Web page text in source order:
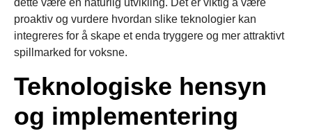
dette være en naturlig utvikling. Det er viktig å være
proaktiv og vurdere hvordan slike teknologier kan
integreres for å skape et enda tryggere og mer attraktivt
spillmarked for voksne.
Teknologiske hensyn
og implementering